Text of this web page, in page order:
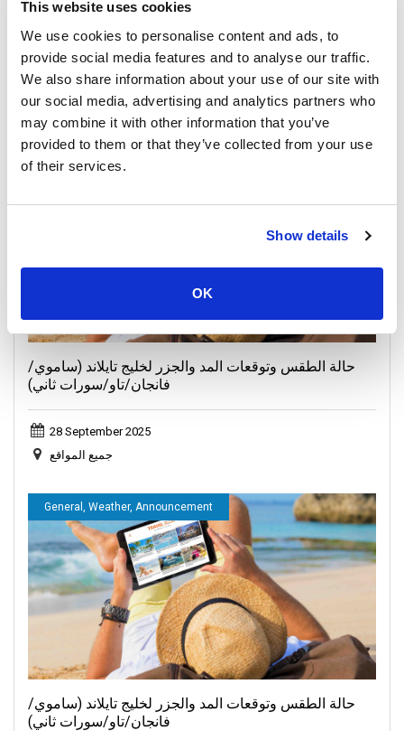
This website uses cookies
We use cookies to personalise content and ads, to
provide social media features and to analyse our traffic.
We also share information about your use of our site with
our social media, advertising and analytics partners who
may combine it with other information that you’ve
provided to them or that they’ve collected from your use
of their services.
Show details
OK
إعلان هام: تحديث جدول حفل اكتمال القمر ٢٠٢٥
29 October 2025
جميع المواقع
General, Weather, Announcement
حالة الطقس وتوقعات المد والجزر لخليج تايلاند (ساموي/
فانجان/تاو/سورات ثاني)
28 September 2025
جميع المواقع
General, Weather, Announcement
حالة الطقس وتوقعات المد والجزر لخليج تايلاند (ساموي/
فانجان/تاو/سورات ثاني)